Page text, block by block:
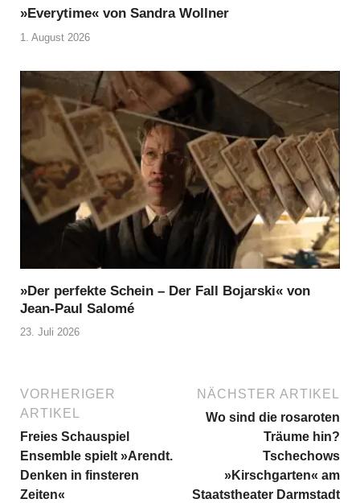
»Everytime« von Sandra Wollner
1. August 2026
»Der perfekte Schein – Der Fall Bojarski« von
Jean-Paul Salomé
23. Juli 2026
VORHERIGER
ARTIKEL
Freies Schauspiel
Ensemble spielt »Arendt.
Denken in finsteren
Zeiten«
NÄCHSTER ARTIKEL
Wo sind die rosaroten
Träume hin?
Tschechows
»Kirschgarten« am
Staatstheater Darmstadt